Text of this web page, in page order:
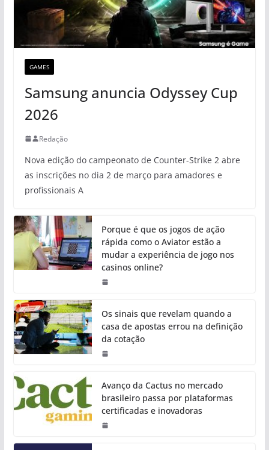
GAMES
Samsung anuncia Odyssey Cup
2026
Redação
Nova edição do campeonato de Counter-Strike 2 abre
as inscrições no dia 2 de março para amadores e
profissionais A
Porque é que os jogos de ação
rápida como o Aviator estão a
mudar a experiência de jogo nos
casinos online?
Os sinais que revelam quando a
casa de apostas errou na definição
da cotação
Avanço da Cactus no mercado
brasileiro passa por plataformas
certificadas e inovadoras